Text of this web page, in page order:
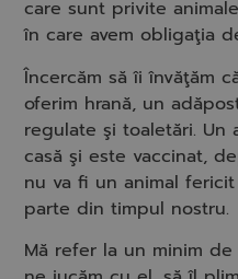
care sunt privite
în care avem obligaţia
Încercăm să îi învăţăm
oferim hrană, un
regulate şi toaletări. Un
casă şi este vaccinat,
nu va fi un animal
parte din timpul nostru.
Mă refer la un minim